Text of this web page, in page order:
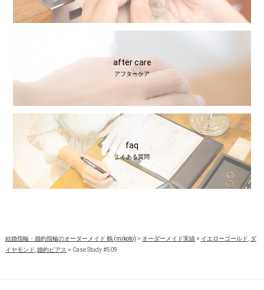
after care
アフターケア
faq
よくある質問
結婚指輪・婚約指輪のオーダーメイド 鶴 (mikoto) > オーダーメイド実績> イエローゴールド ダ
イヤモンド 婚約ピアス > Case Study #509